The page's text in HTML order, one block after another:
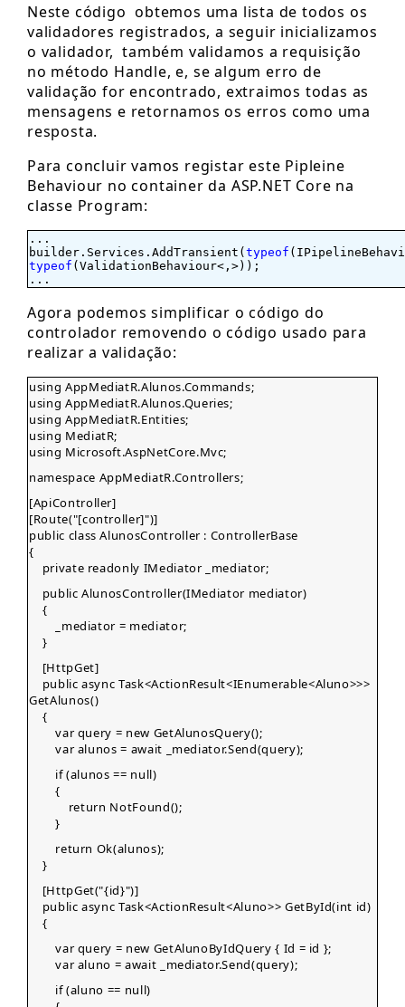
Neste código obtemos uma lista de todos os
validadores registrados, a seguir inicializamos
o validador, também validamos a requisição
no método Handle, e, se algum erro de
validação for encontrado, extraimos todas as
mensagens e retornamos os erros como uma
resposta.
Para concluir vamos registar este Pipleine
Behaviour no container da ASP.NET Core na
classe Program:
...
builder.Services.AddTransient(typeof
typeof (ValidationBehaviour<,>));
...
Agora podemos simplificar o código do
controlador removendo o código usado para
realizar a validação:
using AppMediatR.Alunos.Commands;
using AppMediatR.Alunos.Queries;
using AppMediatR.Entities;
using MediatR;
using Microsoft.AspNetCore.Mvc;
namespace AppMediatR.Controllers;
[ApiController]
[Route("[controller]")]
public class AlunosController : ControllerBase
{
private readonly IMediator _mediator;
public AlunosController(IMediator mediator)
{
_mediator = mediator;
}
[HttpGet]
public async Task<ActionResult<IEnumerable<Aluno>>>
GetAlunos()
{
var query = new GetAlunosQuery();
var alunos = await _mediator.Send(query);
if (alunos == null)
{
return NotFound();
}
return Ok(alunos);
}
[HttpGet("{id}")]
public async Task<ActionResult<Aluno>> GetById(int id)
{
var query = new GetAlunoByIdQuery { Id = id };
var aluno = await _mediator.Send(query);
if (aluno == null)